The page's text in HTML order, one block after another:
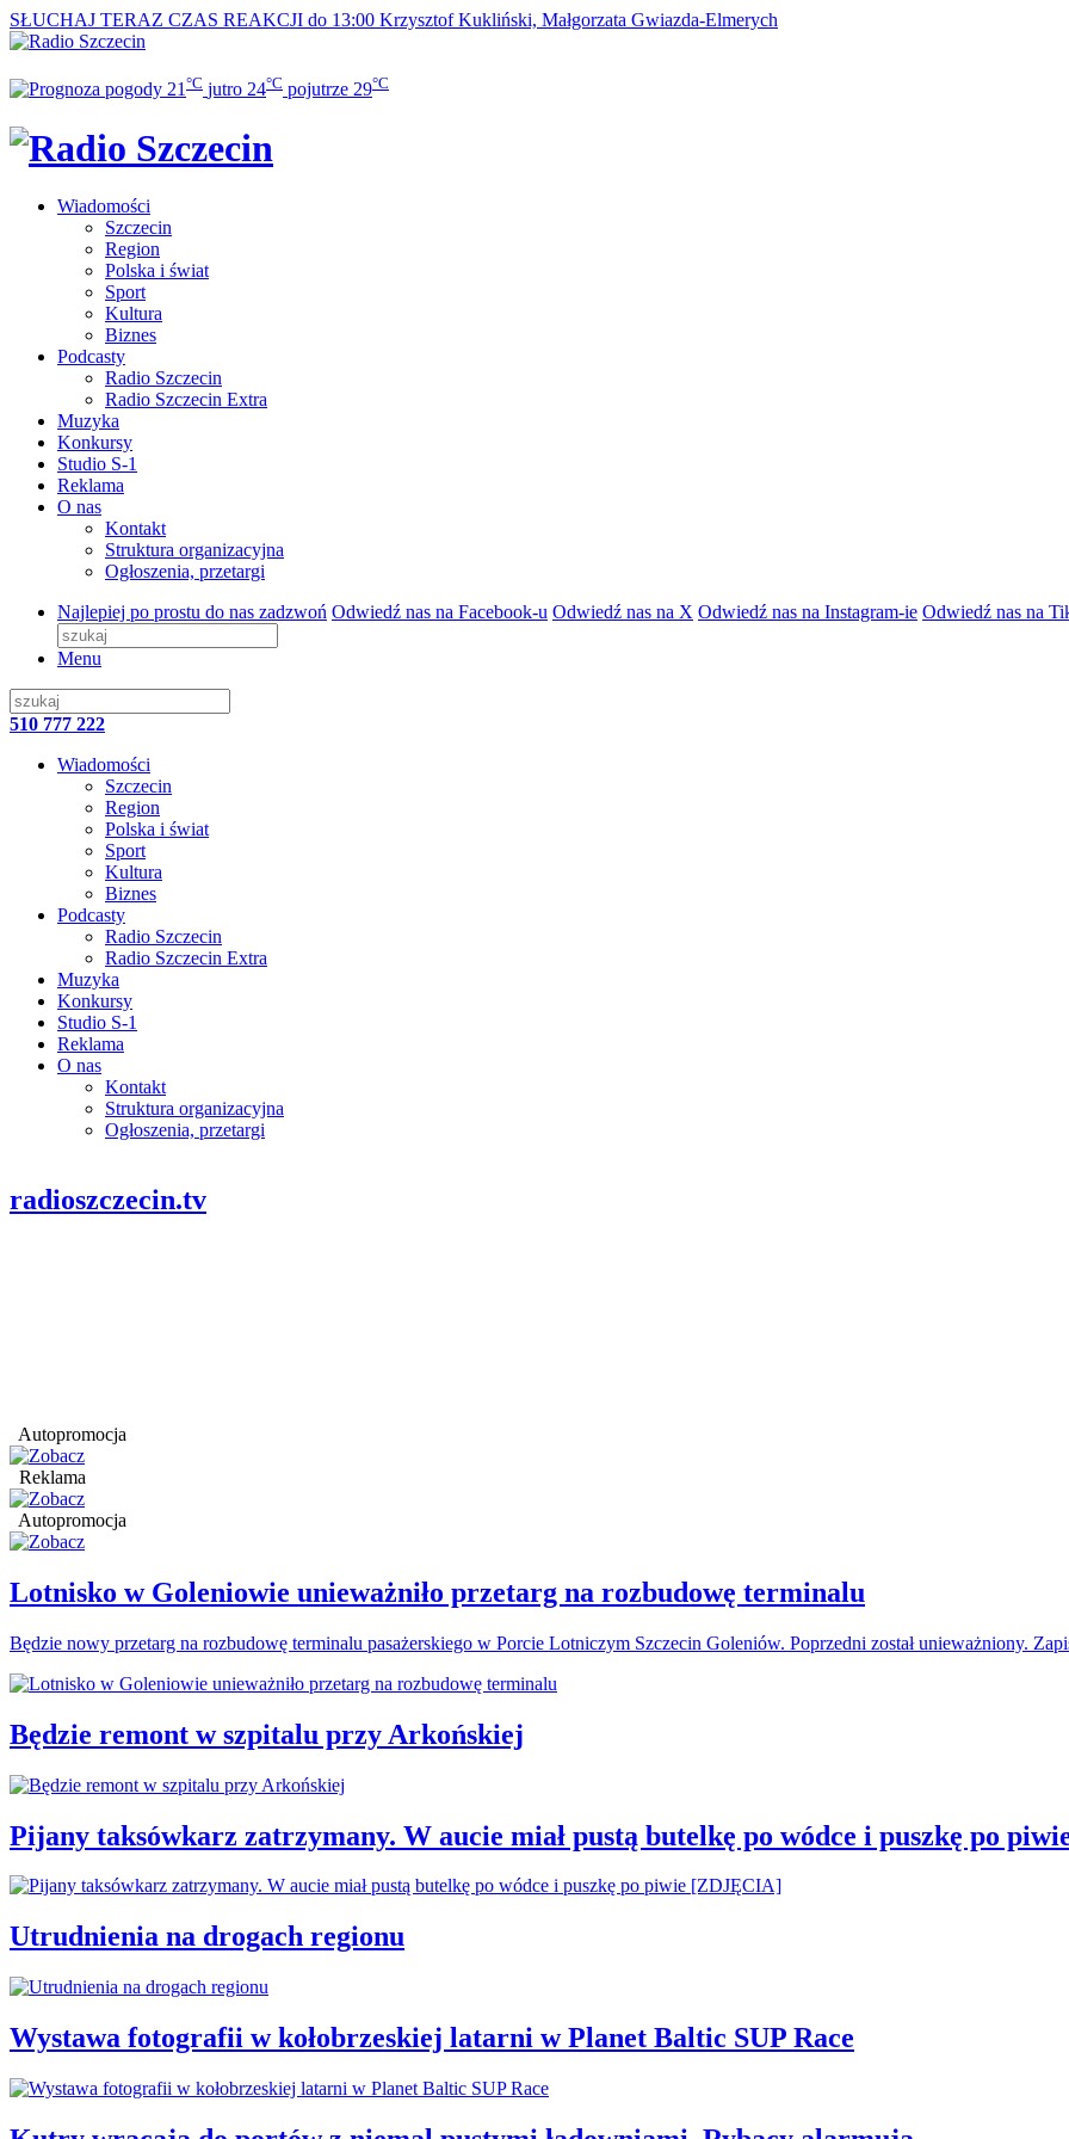
SŁUCHAJ TERAZ CZAS REAKCJI do 13:00 Krzysztof Kukliński, Małgorzata Gwiazda-Elmerych
21 °C jutro 24°C pojutrze 29°C
Wiadomości
Szczecin
Region
Polska i świat
Sport
Kultura
Biznes
Podcasty
Radio Szczecin
Radio Szczecin Extra
Muzyka
Konkursy
Studio S-1
Reklama
O nas
Kontakt
Struktura organizacyjna
Ogłoszenia, przetargi
Najlepiej po prostu do nas zadzwoń Odwiedź nas na Facebook-u Odwiedź nas na X Odwiedź nas na Instagram-ie Odwiedź nas na
Menu
510 777 222
Wiadomości
Szczecin
Region
Polska i świat
Sport
Kultura
Biznes
Podcasty
Radio Szczecin
Radio Szczecin Extra
Muzyka
Konkursy
Studio S-1
Reklama
O nas
Kontakt
Struktura organizacyjna
Ogłoszenia, przetargi
radioszczecin.tv
Autopromocja
Reklama
Autopromocja
Lotnisko w Goleniowie unieważniło przetarg na rozbudowę terminalu
Będzie nowy przetarg na rozbudowę terminalu pasażerskiego w Porcie Lotniczym Szczecin Goleniów. Poprzedni został unieważniony.
Będzie remont w szpitalu przy Arkońskiej
Pijany taksówkarz zatrzymany. W aucie miał pustą butelkę po wódce i puszkę po
Utrudnienia na drogach regionu
Wystawa fotografii w kołobrzeskiej latarni w Planet Baltic SUP Race